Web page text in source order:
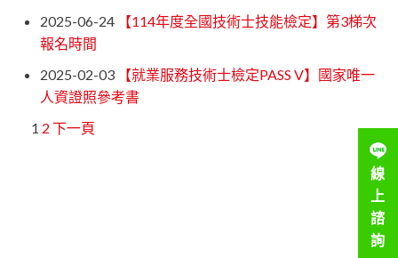
2025-06-24
【114年度全國技術士技能檢定】第3梯次
報名時間
2025-02-03
【就業服務技術士檢定PASS V】國家唯一
人資證照參考書
1 2 下一頁
線
上
諮
詢